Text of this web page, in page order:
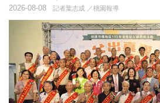
記者葉志成 ／桃園報導
2026-08-08